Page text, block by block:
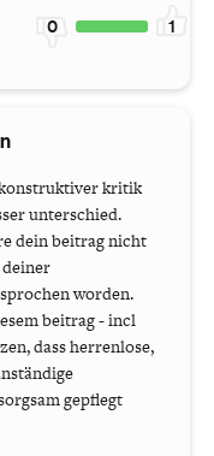
0 1
kritik
unterschied.
dein beitrag nicht
worden.
beitrag - incl
dass herrenlose,
gepflegt